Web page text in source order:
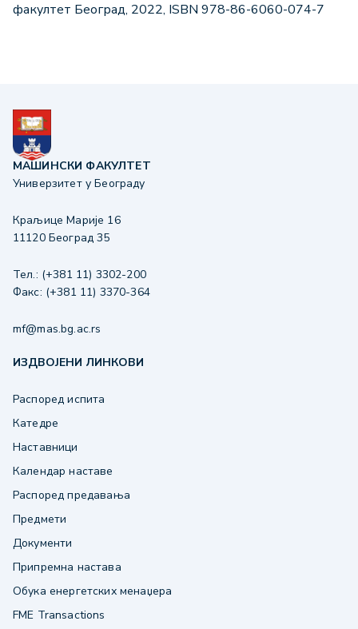
факултет Београд, 2022, ISBN 978-86-6060-074-7
МАШИНСКИ ФАКУЛТЕТ
Универзитет у Београду
Краљице Марије 16
11120 Београд 35
Тел.: (+381 11) 3302-200
Факс: (+381 11) 3370-364
mf@mas.bg.ac.rs
ИЗДВОЈЕНИ ЛИНКОВИ
Распоред испита
Катедре
Наставници
Календар наставе
Распоред предавања
Предмети
Документи
Припремна настава
Обука енергетских менаџера
FME Transactions